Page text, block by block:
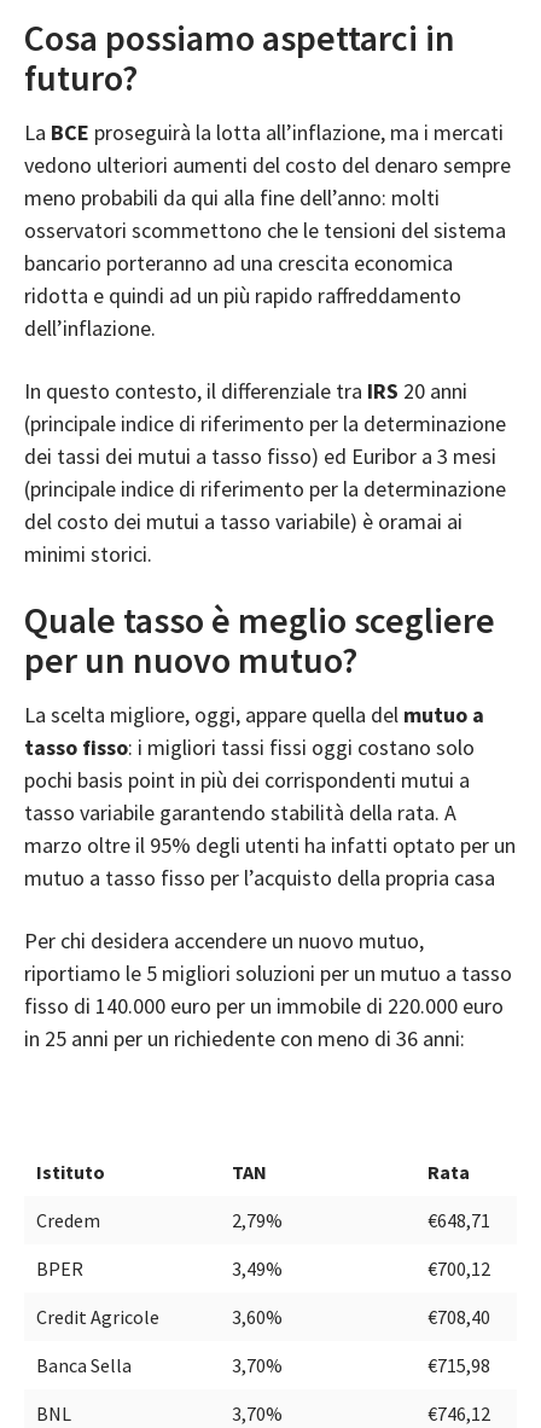
Cosa possiamo aspettarci in
futuro?
La BCE proseguirà la lotta all’inflazione, ma i mercati
vedono ulteriori aumenti del costo del denaro sempre
meno probabili da qui alla fine dell’anno: molti
osservatori scommettono che le tensioni del sistema
bancario porteranno ad una crescita economica
ridotta e quindi ad un più rapido raffreddamento
dell’inflazione.
In questo contesto, il differenziale tra IRS 20 anni
(principale indice di riferimento per la determinazione
dei tassi dei mutui a tasso fisso) ed Euribor a 3 mesi
(principale indice di riferimento per la determinazione
del costo dei mutui a tasso variabile) è oramai ai
minimi storici.
Quale tasso è meglio scegliere
per un nuovo mutuo?
La scelta migliore, oggi, appare quella del mutuo a
tasso fisso: i migliori tassi fissi oggi costano solo
pochi basis point in più dei corrispondenti mutui a
tasso variabile garantendo stabilità della rata. A
marzo oltre il 95% degli utenti ha infatti optato per un
mutuo a tasso fisso per l’acquisto della propria casa
Per chi desidera accendere un nuovo mutuo,
riportiamo le 5 migliori soluzioni per un mutuo a tasso
fisso di 140.000 euro per un immobile di 220.000 euro
in 25 anni per un richiedente con meno di 36 anni:
Istituto TAN
Rata
Credem
2,79%
€648,71
BPER
3,49%
€700,12
Credit Agricole
3,60%
€708,40
Banca Sella
3,70%
€715,98
BNL
3,70% €746,12